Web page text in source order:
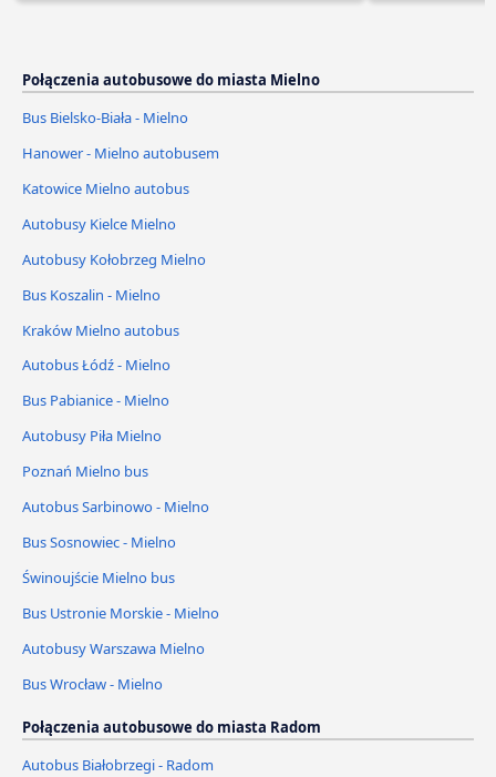
Połączenia autobusowe do miasta Mielno
Bus Bielsko-Biała - Mielno
Hanower - Mielno autobusem
Katowice Mielno autobus
Autobusy Kielce Mielno
Autobusy Kołobrzeg Mielno
Bus Koszalin - Mielno
Kraków Mielno autobus
Autobus Łódź - Mielno
Bus Pabianice - Mielno
Autobusy Piła Mielno
Poznań Mielno bus
Autobus Sarbinowo - Mielno
Bus Sosnowiec - Mielno
Świnoujście Mielno bus
Bus Ustronie Morskie - Mielno
Autobusy Warszawa Mielno
Bus Wrocław - Mielno
Połączenia autobusowe do miasta Radom
Autobus Białobrzegi - Radom